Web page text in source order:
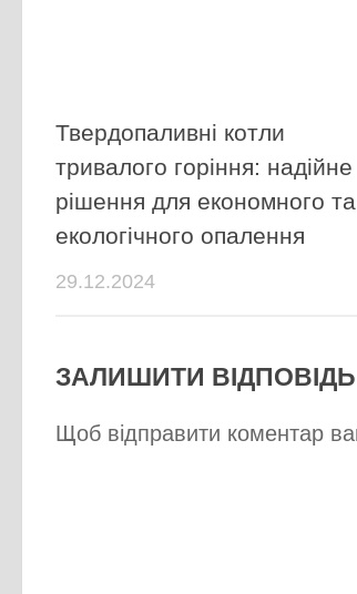
Твердопаливні котли
тривалого горіння: надійне
рішення для економного та
екологічного опалення
29.12.2024
ЗАЛИШИТИ ВІДПОВІДЬ
Щоб відправити коментар